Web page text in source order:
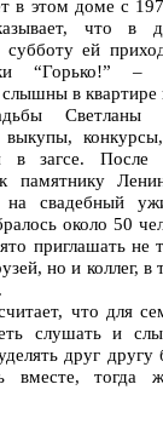
в этом доме с
что в
ей
“Горько!” –
слышны в
Светланы
конкурсы,
в загсе. После
к памятнику
на свадебный
около 50
приглашать не
но и коллег, в
что для
слушать и
друг
вместе, тогда